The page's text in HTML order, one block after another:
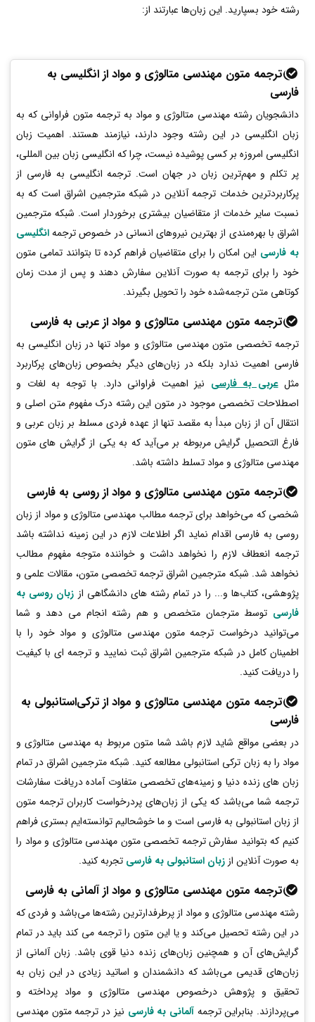
رشته خود بسپارید. این زبان‌ها عبارتند از:
ترجمه متون مهندسی متالوژی و مواد از انگلیسی به
فارسی
دانشجویان رشته مهندسی متالوژی و مواد به ترجمه متون فراوانی که به
زبان انگلیسی در این رشته وجود دارند، نیازمند هستند. اهمیت زبان
انگلیسی امروزه بر کسی پوشیده نیست، چرا که انگلیسی زبان بین المللی،
پر تکلم و مهم‌ترین زبان در جهان است. ترجمه انگلیسی به فارسی از
پرکاربردترین خدمات ترجمه آنلاین در شبکه مترجمین اشراق است که به
نسبت سایر خدمات از متقاضیان بیشتری برخوردار است. شبکه مترجمین
اشراق با بهره‌مندی از بهترین نیروهای انسانی در خصوص ترجمهانگلیسی
به فارسی این امکان را برای متقاضیان فراهم کرده تا بتوانند تمامی متون
خود را برای ترجمه به صورت آنلاین سفارش دهند و پس از مدت زمان
کوتاهی متن ترجمه‌شده خود را تحویل بگیرند.
ترجمه متون مهندسی متالوژی و مواد از عربی به فارسی
ترجمه تخصصی متون مهندسی متالوژی و مواد تنها در زبان انگلیسی به
فارسی اهمیت ندارد بلکه در زبان‌های دیگر بخصوص زبان‌های پرکاربرد
مثلعربی به فارسی نیز اهمیت فراوانی دارد. با توجه به لغات و
اصطلاحات تخصصی موجود در متون این رشته درک مفهوم متن اصلی و
انتقال آن از زبان مبدأ به مقصد تنها از عهده فردی مسلط بر زبان عربی و
فارغ التحصیل گرایش مربوطه بر می‌آید که به یکی از گرایش های متون
مهندسی متالوژی و مواد تسلط داشته باشد.
ترجمه متون مهندسی متالوژی و مواد از روسی به فارسی
شخصی که می‌خواهد برای ترجمه مطالب مهندسی متالوژی و مواد از زبان
روسی به فارسی اقدام نماید اگر اطلاعات لازم در این زمینه نداشته باشد
ترجمه انعطاف لازم را نخواهد داشت و خواننده متوجه مفهوم مطالب
نخواهد شد. شبکه مترجمین اشراق ترجمه تخصصی متون، مقالات علمی و
پژوهشی، کتاب‌ها و... را در تمام رشته های دانشگاهی از زبان روسی به
فارسی توسط مترجمان متخصص و هم رشته انجام می دهد و شما
می‌توانید درخواست ترجمه متون مهندسی متالوژی و مواد خود را با
اطمینان کامل در شبکه مترجمین اشراق ثبت نمایید و ترجمه ای با کیفیت
را دریافت کنید.
ترجمه متون مهندسی متالوژی و مواد از ترکی‌استانبولی به
فارسی
در بعضی مواقع شاید لازم باشد شما متون مربوط به مهندسی متالوژی و
مواد را به زبان ترکی استانبولی مطالعه کنید. شبکه مترجمین اشراق در تمام
زبان های زنده دنیا و زمینه‌های تخصصی متفاوت آماده دریافت سفارشات
ترجمه شما می‌باشد که یکی از زبان‌های پردرخواست کاربران ترجمه متون
از زبان استانبولی به فارسی است و ما خوشحالیم توانسته‌ایم بستری فراهم
کنیم که بتوانید سفارش ترجمه تخصصی متون مهندسی متالوژی و مواد را
به صورت آنلاین از زبان استانبولی به فارسی تجربه کنید.
ترجمه متون مهندسی متالوژی و مواد از آلمانی به فارسی
رشته مهندسی متالوژی و مواد از پرطرفدارترین رشته‌ها می‌باشد و فردی که
در این رشته تحصیل می‌کند و یا این متون را ترجمه می کند باید در تمام
گرایش‌های آن و همچنین زبان‌های زنده دنیا قوی باشد. زبان آلمانی از
زبان‌های قدیمی می‌باشد که دانشمندان و اساتید زیادی در این زبان به
تحقیق و پژوهش درخصوص مهندسی متالوژی و مواد پرداخته و
می‌پردازند. بنابراین ترجمه آلمانی به فارسی نیز در ترجمه متون مهندسی